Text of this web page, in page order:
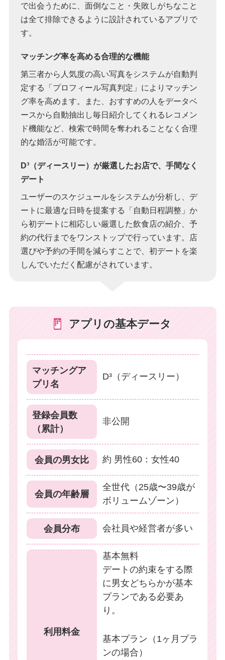
で出会うために、面倒なこと・失敗しがちなこと
は全て排除できるように設計されているアプリで
す。
マッチング率を高める合理的な機能
第三者から人気度の高い写真をシステムが自動判
定する「プロフィール写真判定」によりマッチン
グ率を高めます。また、おすすめの人をデータベ
ースから自動抽出し毎日紹介してくれるレコメン
ド機能など、検索で時間を奪われることなく合理
的な婚活が可能です。
D³（ディースリー）が厳選したお店で、手間なく
デート
ユーザーのスケジュールをシステムが分析し、デ
ートに最適な日時を提案する「自動日程調整」か
ら初デートに相応しい厳選した飲食店の紹介、予
約の代行までをワンストップで行っています。店
選びや予約の手間を減らすことで、初デートを楽
しんでいただく配慮がされています。
アプリの基本データ
マッチングア
プリ名
D³（ディースリー）
登録会員数
（累計）
非公開
会員の男女比 約 男性60：女性40
会員の年齢層
全世代（25歳〜39歳が
ボリュームゾーン）
会員分布 会社員や経営者が多い
利用料金
基本無料
デートの約束をする際
に男女どちらかが基本
プランである必要あ
り。
基本プラン（1ヶ月プラ
ンの場合）